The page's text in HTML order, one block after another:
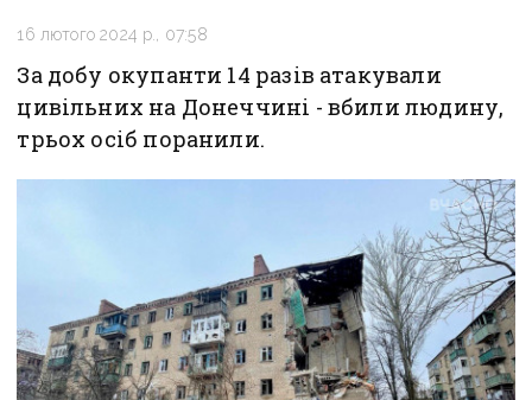
16 лютого 2024 р., 07:58
За добу окупанти 14 разів атакували
цивільних на Донеччині - вбили людину,
трьох осіб поранили.